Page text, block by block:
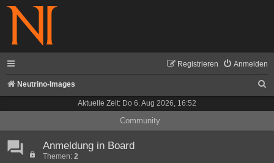
Anmelden
Registrieren
Neutrino-Images
h
Aktuelle Zeit: Do 6. Aug 2026, 16:52
Community
Anmeldung in Board
Themen: 2